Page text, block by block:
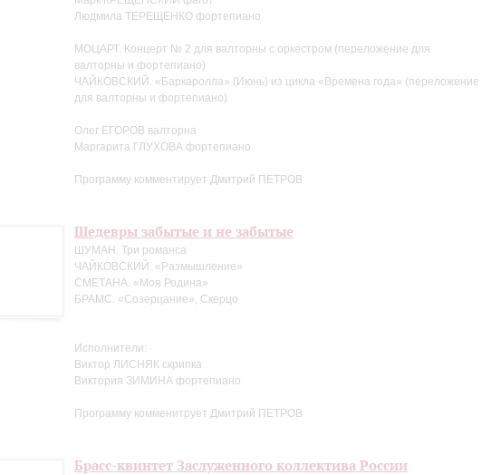
Людмила ТЕРЕЩЕНКО фортепиано
МОЦАРТ. Концерт № 2 для валторны с оркестром (переложение для
валторны и фортепиано)
ЧАЙКОВСКИЙ. «Баркаролла» (Июнь) из цикла «Времена года» (переложение
для валторны и фортепиано)
Олег ЕГОРОВ валторна
Маргарита ГЛУХОВА фортепиано
Программу комментирует Дмитрий ПЕТРОВ
Шедевры забытые и не забытые
ШУМАН. Три романса
ЧАЙКОВСКИЙ. «Размышление»
СМЕТАНА. «Моя Родина»
БРАМС. «Созерцание», Скерцо
Исполнители:
Виктор ЛИСНЯК скрипка
Виктория ЗИМИНА фортепиано
Программу комменитрует Дмитрий ПЕТРОВ
Брасс-квинтет Заслуженного коллектива России